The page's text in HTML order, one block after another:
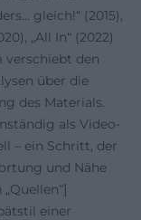
gleich!“ (2015),
„All In“ (2022)
verschiebt den
über die
des Materials.
als Video-
– ein Schritt, der
und Nähe
einer